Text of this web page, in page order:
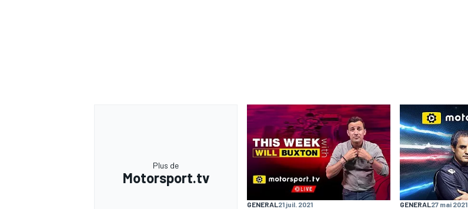
Plus de
Motorsport.tv
GENERAL 21 juil. 2021 GENERAL 27 mai 2021